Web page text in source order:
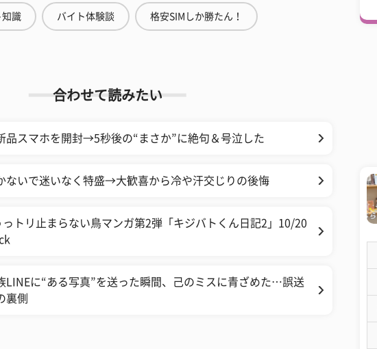
知識 バイト体験談 格安SIMしか勝たん！
合わせて読みたい
品スマホを開封→5秒後の“まさか”に絶句＆号泣した
ないで迷いなく特盛→大歓喜から冷や汗交じりの後悔
トリ止まらない鳥マンガ第2弾「キジバトくん日記2」10/20
LINEに“ある写真”を送った瞬間、己のミスに青ざめた…誤送
裏側